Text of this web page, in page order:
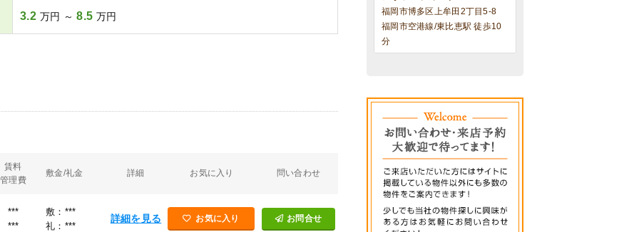
3.2 万円 ～8.5 万円
賃料
管理費
敷金/礼金 詳細 お気に入り 問い合わせ
***
***
敷：***
礼：***
詳細を見る お気に入り お問合せ
福岡市博多区上牟田2丁目5-8
福岡市空港線/東比恵駅 徒歩10
分